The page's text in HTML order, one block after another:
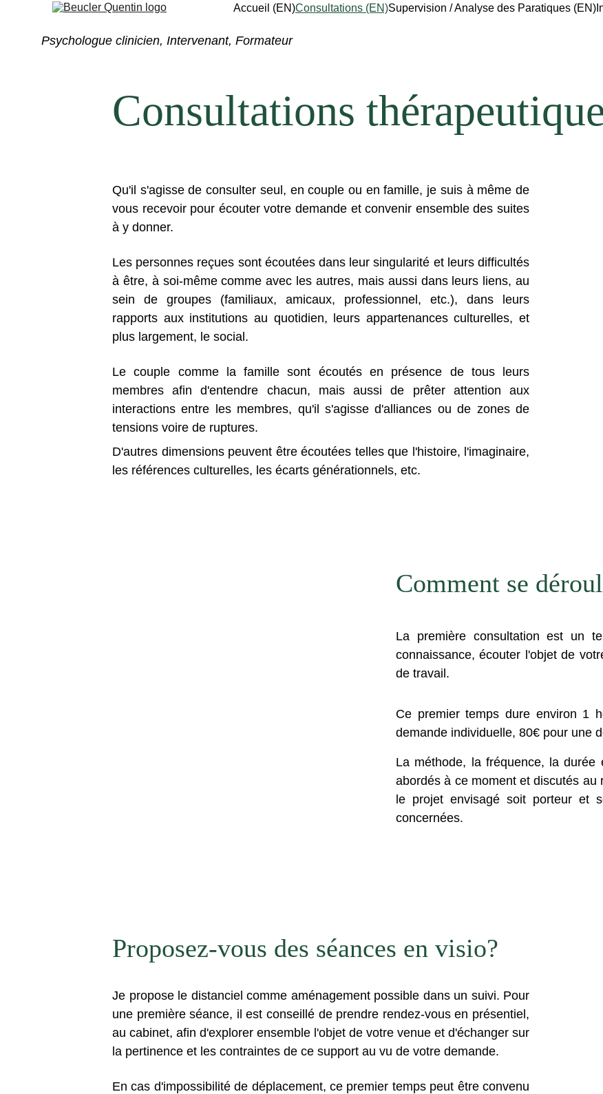
Accueil (EN)Consultations (EN)Supervision / Analyse des Paratiques (EN)
Psychologue clinicien, Intervenant, Formateur
Consultations
Qu'il s'agisse de consulter seul, en couple ou en famille, je suis à même de
vous recevoir pour écouter votre demande et convenir ensemble des suites
à y donner.
Les personnes reçues sont écoutées dans leur singularité et leurs difficultés
à être, à soi-même comme avec les autres, mais aussi dans leurs liens, au
sein de groupes (familiaux, amicaux, professionnel, etc.), dans leurs
rapports aux institutions au quotidien, leurs appartenances culturelles, et
plus largement, le social.
Le couple comme la famille sont écoutés en présence de tous leurs
membres afin d'entendre chacun, mais aussi de prêter attention aux
interactions entre les membres, qu'il s'agisse d'alliances ou de zones de
tensions voire de ruptures.
D'autres dimensions peuvent être écoutées telles que l'histoire, l'imaginaire,
les références culturelles, les écarts générationnels, etc.
Comment se
La première consultation est un
connaissance, écouter l'objet de
de travail.
Ce premier temps dure environ 1
demande individuelle, 80€ pour une
La méthode, la fréquence, la
abordés à ce moment et discutés
le projet envisagé soit porteur et
concernées.
Proposez-vous des séances en visio?
Je propose le distanciel comme aménagement possible dans un suivi. Pour
une première séance, il est conseillé de prendre rendez-vous en présentiel,
au cabinet, afin d'explorer ensemble l'objet de votre venue et d'échanger sur
la pertinence et les contraintes de ce support au vu de votre demande.
En cas d'impossibilité de déplacement, ce premier temps peut être convenu